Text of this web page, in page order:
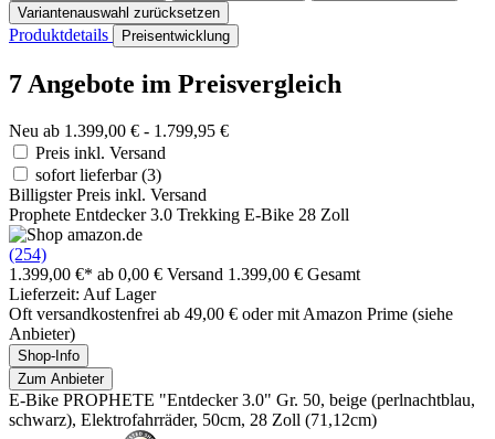
Variantenauswahl zurücksetzen
Produktdetails Preisentwicklung
7 Angebote im Preisvergleich
Neu ab 1.399,00 € - 1.799,95 €
Preis inkl. Versand
sofort lieferbar(3)
Billigster Preis inkl. Versand
Prophete Entdecker 3.0 Trekking E-Bike 28 Zoll
(254)
1.399,00 €* ab 0,00 € Versand 1.399,00 € Gesamt
Lieferzeit: Auf Lager
Oft versandkostenfrei ab 49,00 € oder mit Amazon Prime (siehe
Anbieter)
Shop-Info
Zum Anbieter
E-Bike PROPHETE "Entdecker 3.0" Gr. 50, beige (perlnachtblau,
schwarz), Elektrofahrräder, 50cm, 28 Zoll (71,12cm)